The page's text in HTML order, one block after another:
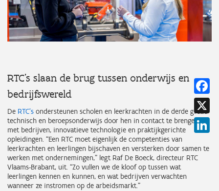
RTC’s slaan de brug tussen onderwijs en
bedrijfswereld
De RTC’s ondersteunen scholen en leerkrachten in de derde graad
technisch en beroepsonderwijs door hen in contact te brengen
met bedrijven, innovatieve technologie en praktijkgerichte
opleidingen. “Een RTC moet eigenlijk de competenties van
leerkrachten en leerlingen bijschaven en versterken door samen te
werken met ondernemingen,” legt Raf De Boeck, directeur RTC
Vlaams-Brabant, uit. “Zo vullen we de kloof op tussen wat
leerlingen kennen en kunnen, en wat bedrijven verwachten
wanneer ze instromen op de arbeidsmarkt.”